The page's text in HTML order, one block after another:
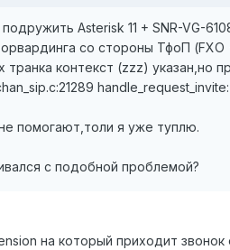
Asterisk 11 + SNR-VG-
со стороны ТфоП (FXO
транка контекст (zzz) указан,но
помогают,толи я уже туплю.
с подобной проблемой?
на который приходит